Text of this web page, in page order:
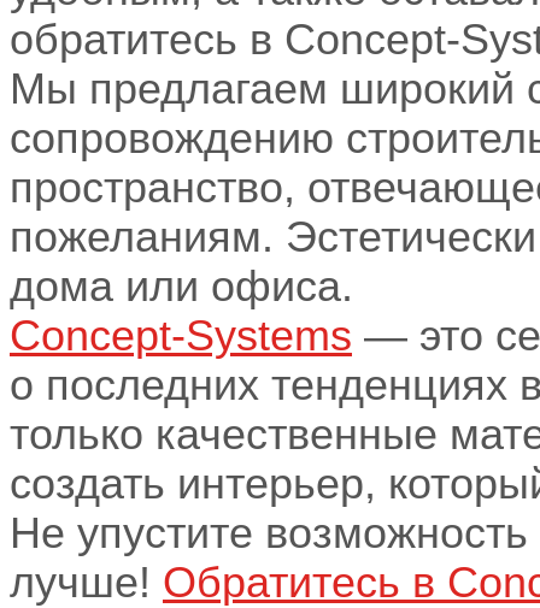
обратитесь в Concept-
Мы предлагаем широкий
сопровождению
пространство,
пожеланиям.
дома или офиса.
Concept-Systems — это
о последних тенденциях
только качественные
создать интерьер,
Не упустите
лучше! Обратитесь в